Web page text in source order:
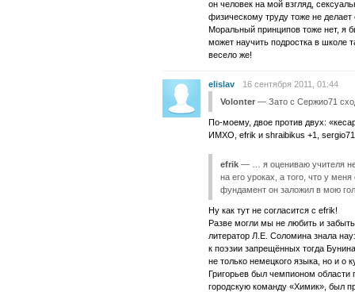
он человек на мой взгляд,
физическому труду тоже не
Моральный принципов тоже нет, я
может научить подростка в школе
весело же!
elislav
16 сентября 2011, 01:44
Volonter — Зато с Сержио71
По-моему, двое против двух:
ИМХО, efrik и shraibikus +1, sergio71
efrik — … я оцениваю учителя не
на его уроках, а того, что у
фундамент он заложил в мою
Ну как тут не согласится с efrik!
Разве могли мы не любить и
литератор Л.Е. Соломина знала
к поэзии запрещённых тогда
не только немецкого языка, но и о
Григорьев был чемпионом области
городскую команду «Химик», был